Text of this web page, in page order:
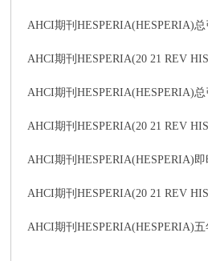
AHCI期刊HESPERIA(HESPERIA)
AHCI期刊HESPERIA(20 21 REV
AHCI期刊HESPERIA(HESPERIA)
AHCI期刊HESPERIA(20 21 REV
AHCI期刊HESPERIA(HESPERIA)
AHCI期刊HESPERIA(20 21 REV
AHCI期刊HESPERIA(HESPERIA)